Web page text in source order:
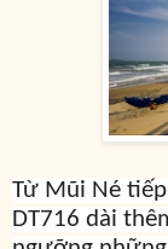
Từ Mũi Né
DT716 dài